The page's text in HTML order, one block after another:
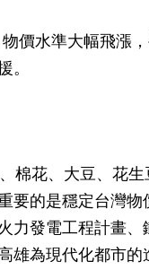
價水準大幅飛漲
。
棉花、大豆、花生
要的是穩定台灣物
力發電工程計畫、
雄為現代化都市的